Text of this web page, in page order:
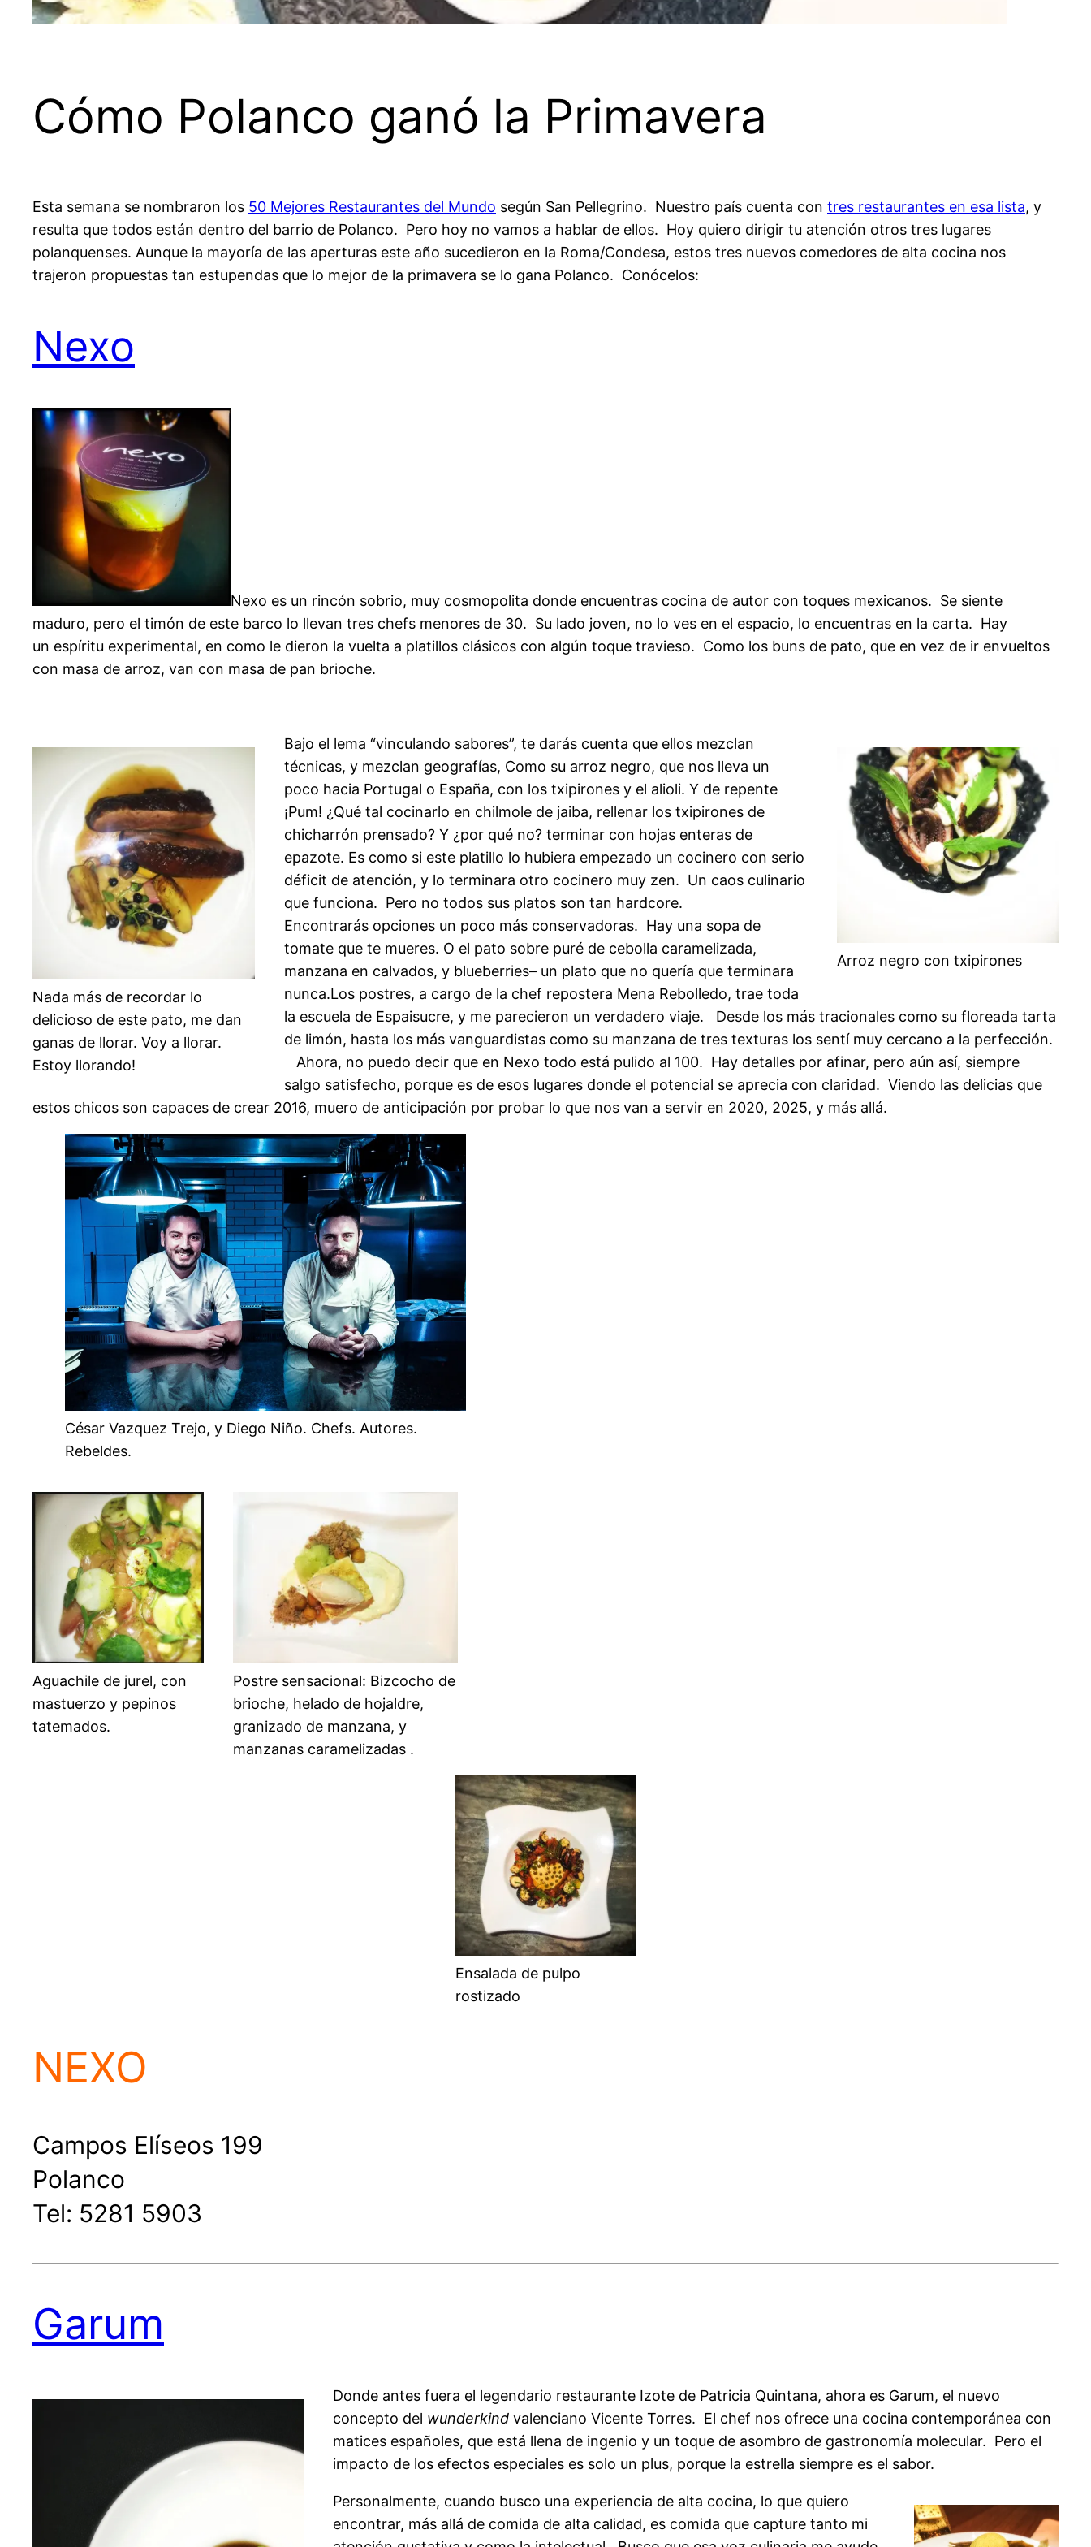
Cómo Polanco ganó la Primavera
Esta semana se nombraron los 50 Mejores Restaurantes del Mundo según San Pellegrino. Nuestro país cuenta con tres restaurantes en esa lista, y
resulta que todos están dentro del barrio de Polanco. Pero hoy no vamos a hablar de ellos. Hoy quiero dirigir tu atención otros tres lugares
polanquenses. Aunque la mayoría de las aperturas este año sucedieron en la Roma/Condesa, estos tres nuevos comedores de alta cocina nos
trajeron propuestas tan estupendas que lo mejor de la primavera se lo gana Polanco. Conócelos:
Nexo
Nexo es un rincón sobrio, muy cosmopolita donde encuentras cocina de autor con toques mexicanos. Se siente
maduro, pero el timón de este barco lo llevan tres chefs menores de 30. Su lado joven, no lo ves en el espacio, lo encuentras en la carta. Hay
un espíritu experimental, en como le dieron la vuelta a platillos clásicos con algún toque travieso. Como los buns de pato, que en vez de ir envueltos
con masa de arroz, van con masa de pan brioche.
Nada más de recordar lo
delicioso de este pato, me dan
ganas de llorar. Voy a llorar.
Estoy llorando!
Arroz negro con txipirones
Bajo el lema “vinculando sabores”, te darás cuenta que ellos mezclan
técnicas, y mezclan geografías, Como su arroz negro, que nos lleva un
poco hacia Portugal o España, con los txipirones y el alioli. Y de repente
¡Pum! ¿Qué tal cocinarlo en chilmole de jaiba, rellenar los txipirones de
chicharrón prensado? Y ¿por qué no? terminar con hojas enteras de
epazote. Es como si este platillo lo hubiera empezado un cocinero con serio
déficit de atención, y lo terminara otro cocinero muy zen. Un caos culinario
que funciona. Pero no todos sus platos son tan hardcore.
Encontrarás opciones un poco más conservadoras. Hay una sopa de
tomate que te mueres. O el pato sobre puré de cebolla caramelizada,
manzana en calvados, y blueberries– un plato que no quería que terminara
nunca.Los postres, a cargo de la chef repostera Mena Rebolledo, trae toda
la escuela de Espaisucre, y me parecieron un verdadero viaje. Desde los más tracionales como su floreada tarta
de limón, hasta los más vanguardistas como su manzana de tres texturas los sentí muy cercano a la perfección.
Ahora, no puedo decir que en Nexo todo está pulido al 100. Hay detalles por afinar, pero aún así, siempre
salgo satisfecho, porque es de esos lugares donde el potencial se aprecia con claridad. Viendo las delicias que
estos chicos son capaces de crear 2016, muero de anticipación por probar lo que nos van a servir en 2020, 2025, y más allá.
César Vazquez Trejo, y Diego Niño. Chefs. Autores.
Rebeldes.
Aguachile de jurel, con
mastuerzo y pepinos
tatemados.
Postre sensacional: Bizcocho de
brioche, helado de hojaldre,
granizado de manzana, y
manzanas caramelizadas .
Ensalada de pulpo
rostizado
NEXO
Campos Elíseos 199
Polanco
Tel: 5281 5903
Garum
Donde antes fuera el legendario restaurante Izote de Patricia Quintana, ahora es Garum, el nuevo
concepto del wunderkind valenciano Vicente Torres. El chef nos ofrece una cocina contemporánea con
matices españoles, que está llena de ingenio y un toque de asombro de gastronomía molecular. Pero el
impacto de los efectos especiales es solo un plus, porque la estrella siempre es el sabor.
Personalmente, cuando busco una experiencia de alta cocina, lo que quiero
encontrar, más allá de comida de alta calidad, es comida que capture tanto mi